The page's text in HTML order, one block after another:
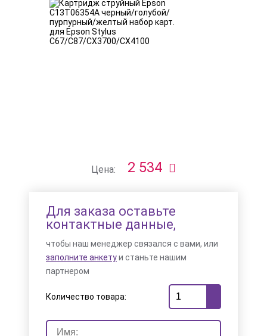
Цена: 2 534
Для заказа оставьте
контактные данные,
чтобы наш менеджер связался с вами, или
заполните анкетуи станьте нашим
партнером
Количество товара: